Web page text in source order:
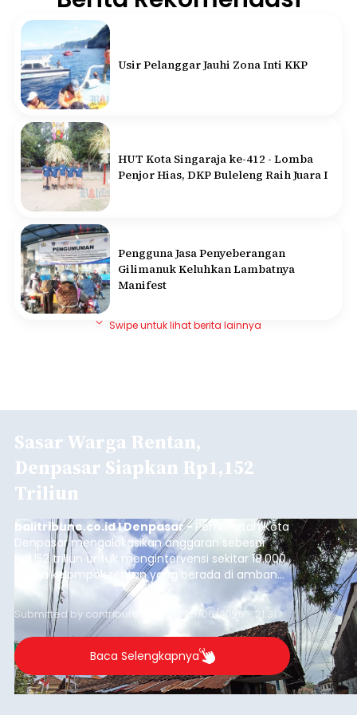
Usir Pelanggar Jauhi Zona Inti KKP
HUT Kota Singaraja ke-412 - Lomba
Penjor Hias, DKP Buleleng Raih Juara I
Pengguna Jasa Penyeberangan
Gilimanuk Keluhkan Lambatnya
Manifest
Swipe untuk lihat berita lainnya
Sasar Warga Rentan,
Denpasar Siapkan Rp1,152
Triliun
balitribune.co.id I Denpasar - Pemerintah Kota
Denpasar mengalokasikan anggaran sebesar
Rp1,152 triliun untuk mengintervensi sekitar 18.000
warga kelompok rentan yang berada di ambang
garis kemiskinan. Langkah strategis ini diambil
guna menjaga masyarakat yang berada pada
kelompok desil 5 dan 6 tersebut agar tidak
merosot ke kategori miskin.
Submitted by contributor Thu, 08/06/2026 - 21:31
Baca Selengkapnya